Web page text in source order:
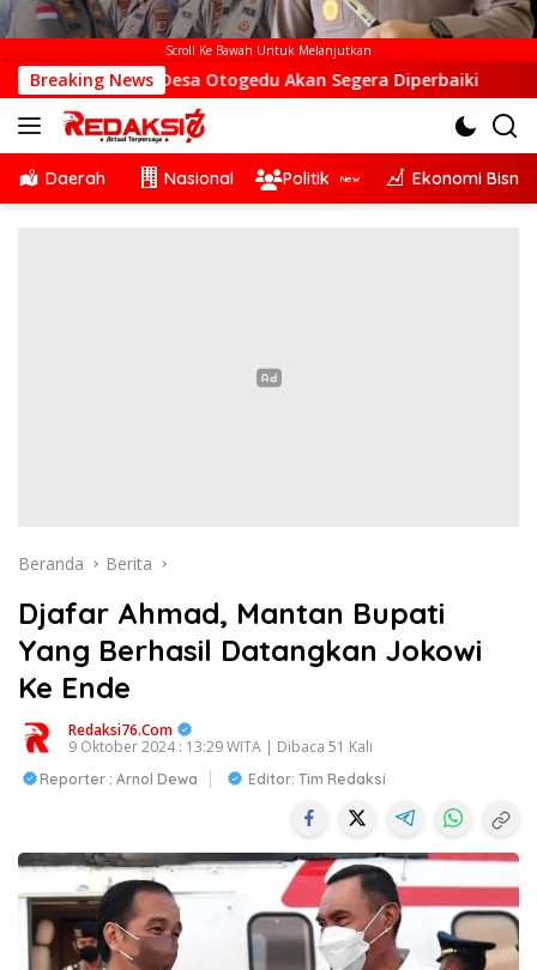
Scroll Ke Bawah Untuk Melanjutkan
Breaking News
di Desa Otogedu Akan Segera Diperbaiki Sinergi
Daerah Nasional Politik Ekonomi Bisnis
Beranda Berita
Djafar Ahmad, Mantan Bupati
Yang Berhasil Datangkan Jokowi
Ke Ende
Redaksi76.com
9 Oktober 2024 : 13:29 WITA | Dibaca 51 Kali
Reporter : Arnol Dewa Editor: Tim Redaksi